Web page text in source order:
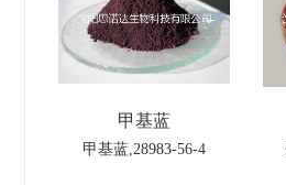
甲基蓝
甲基蓝,28983-56-4